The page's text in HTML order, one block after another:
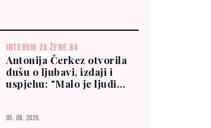
INTERVJU ZA ŽENE.BA
Antonija Čerkez otvorila
dušu o ljubavi, izdaji i
uspjehu: "Malo je ljudi
05. 08. 2026.